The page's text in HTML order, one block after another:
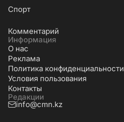
Cпорт
Комментарий
Информация
О нас
Реклама
Политика конфиденциальности
Условия пользования
Контакты
Редакции
info@cmn.kz